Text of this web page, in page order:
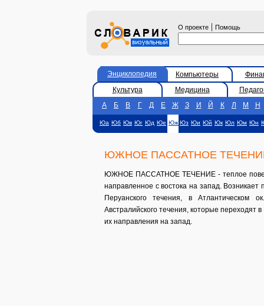
О проекте | Помощь
Энциклопедия Компьютеры
Культура
Медицина
А
Б В Г Д Е Ж З И Й К Л М Н
Юа Юб Юв Юг Юд Юе ЮжЮз Юи Юй Юк Юл Юм Юн
ЮЖНОЕ ПАССАТНОЕ
ЮЖНОЕ ПАССАТНОЕ ТЕЧЕНИЕ - теплое
направленное с востока на запад.
Перуанского течения, в Атлантическом
Австралийского течения, которые переходят
их направления на запад.